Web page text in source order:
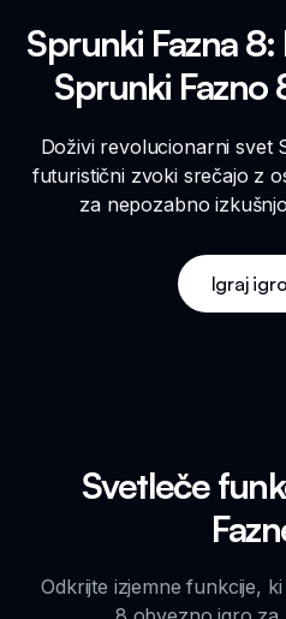
Sprunki Fazna
Sprunki Fazno
Doživi revolucionarni svet
futuristični zvoki srečajo z
za nepozabno
Igraj
Svetleče
Odkrijte izjemne funkcije,